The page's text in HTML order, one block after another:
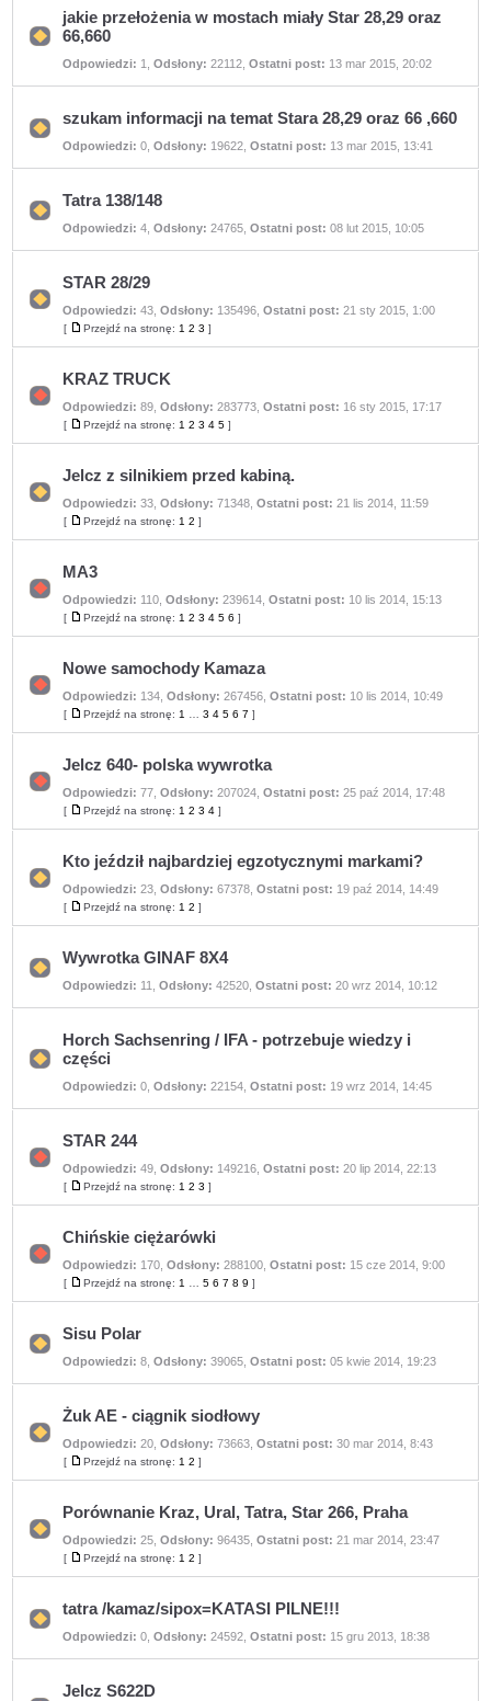
ma
postów
jakie przełożenia w mostach miały Star 28,29 oraz
66,660
Odpowiedzi: 1 ,Odsłony: 22112 ,Ostatni post: 13 mar 2015, 20:02
Nie
nieprzeczytanych
szukam informacji na temat Stara 28,29 oraz 66 ,660
Odpowiedzi: 0 ,Odsłony: 19622 ,Ostatni post: 13 mar 2015, 13:41
Nie
nieprzeczytanych
Tatra 138/148
Odpowiedzi: 4 ,Odsłony: 24765 ,Ostatni post: 08 lut 2015, 10:05
Nie
ma
postów
STAR 28/29
Odpowiedzi: 43 ,Odsłony: 135496 ,Ostatni post: 21 sty 2015, 1:00
[
Przejdź
na
Przejdź na stronę: 1 2 3 ]
Nie
ma
postów
KRAZ TRUCK
Odpowiedzi: 89 ,Odsłony: 283773 ,Ostatni post: 16 sty 2015, 17:17
[
Przejdź
na
Przejdź na stronę: 1 2 3 4 5 ]
Nie
ma
postów
Jelcz z silnikiem przed kabiną.
Odpowiedzi: 33 ,Odsłony: 71348 ,Ostatni post: 21 lis 2014, 11:59
[
Przejdź
na
Przejdź na stronę: 1 2 ]
Nie
ma
postów
MA3
Odpowiedzi: 110 ,Odsłony: 239614 ,Ostatni post: 10 lis 2014, 15:13
[
Przejdź
na
Przejdź na stronę: 1 2 3 4 5 6 ]
Nie
ma
postów
Nowe samochody Kamaza
Odpowiedzi: 134 ,Odsłony: 267456 ,Ostatni post: 10 lis 2014, 10:49
[
Przejdź
na
Przejdź na stronę: 1 …3 4 5 6 7 ]
Nie
ma
postów
Jelcz 640- polska wywrotka
Odpowiedzi: 77 ,Odsłony: 207024 ,Ostatni post: 25 paź 2014, 17:48
[
Przejdź
na
Przejdź na stronę: 1 2 3 4 ]
Nie
ma
postów
Kto jeździł najbardziej egzotycznymi markami?
Odpowiedzi: 23 ,Odsłony: 67378 ,Ostatni post: 19 paź 2014, 14:49
[
Przejdź
na
Przejdź na stronę: 1 2 ]
Nie
nieprzeczytanych
Wywrotka GINAF 8X4
Odpowiedzi: 11 ,Odsłony: 42520 ,Ostatni post: 20 wrz 2014, 10:12
ma
postów
Horch Sachsenring / IFA - potrzebuje wiedzy i
części
Odpowiedzi: 0 ,Odsłony: 22154 ,Ostatni post: 19 wrz 2014, 14:45
Nie
ma
postów
STAR 244
Odpowiedzi: 49 ,Odsłony: 149216 ,Ostatni post: 20 lip 2014, 22:13
[
Przejdź
na
Przejdź na stronę: 1 2 3 ]
Nie
ma
postów
Chińskie ciężarówki
Odpowiedzi: 170 ,Odsłony: 288100 ,Ostatni post: 15 cze 2014, 9:00
[
Przejdź
na
Przejdź na stronę: 1 …5 6 7 8 9 ]
Nie
nieprzeczytanych
Sisu Polar
Odpowiedzi: 8 ,Odsłony: 39065 ,Ostatni post: 05 kwie 2014, 19:23
Nie
ma
postów
Żuk AE - ciągnik siodłowy
Odpowiedzi: 20 ,Odsłony: 73663 ,Ostatni post: 30 mar 2014, 8:43
[
Przejdź
na
Przejdź na stronę: 1 2 ]
Nie
ma
postów
Porównanie Kraz, Ural, Tatra, Star 266, Praha
Odpowiedzi: 25 ,Odsłony: 96435 ,Ostatni post: 21 mar 2014, 23:47
[
Przejdź
na
Przejdź na stronę: 1 2 ]
Nie
nieprzeczytanych
tatra /kamaz/sipox=KATASI PILNE!!!
Odpowiedzi: 0 ,Odsłony: 24592 ,Ostatni post: 15 gru 2013, 18:38
Jelcz S622D